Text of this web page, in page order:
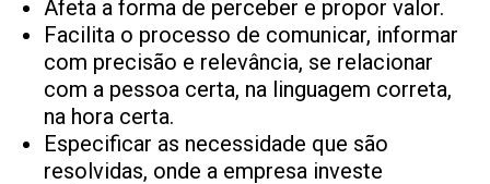
Afeta a forma de perceber e propor valor.
Facilita o processo de comunicar, informar
com precisão e relevância, se relacionar
com a pessoa certa, na linguagem correta,
na hora certa.
Especificar as necessidade que são
resolvidas, onde a empresa investe